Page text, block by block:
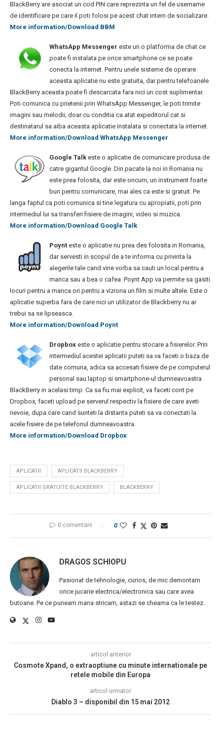
BlackBerry are asociat un cod PIN care reprezinta un fel de username
de identificare pe care il poti folosi pe acest chat intern de socializare.
More information/Download BBM
WhatsApp Messenger este un o platforma de chat ce
poate fi instalata pe orice smartphone ce se poate
conecta la internet. Pentru unele sisteme de operare
aceasta aplicatie nu este gratuita, dar pentru telefoanele
BlackBerry aceasta poate fi descarcata fara nici un cost suplimentar.
Poti comunica cu prietenii prin WhatsApp Messenger, le poti trimite
imagini sau melodii, doar cu conditia ca atat expeditorul cat si
destinatarul sa aiba aceasta aplicatie instalata si conectata la internet.
More information/Download WhatsApp Messenger
Google Talk este o aplicatie de comunicare produsa de
catre gigantul Google. Din pacate la noi in Romania nu
este prea folosita, dar este oricum, un instrument foarte
bun pentru comunicare, mai ales ca este si gratuit. Pe
langa faptul ca poti comunica si tine legatura cu apropiatii, poti prin
intermediul lui sa transferi fisiere de imagini, video si muzica.
More information/Download Google Talk
Poynt este o aplicatie nu prea des folosita in Romania,
dar servesti in scopul de a te informa cu privinta la
alegerile tale cand vine vorba sa cauti un local pentru a
manca sau a bea o cafea. Poynt App va permite sa gasiti
locuri pentru a manca ori pentru a viziona un film si multe altele. Este o
aplicatie superba fara de care nici un utilizator de Blackberry nu ar
trebui sa se lipseasca.
More information/Download Poynt
Dropbox este o aplicatie pentru stocare a fisierelor. Prin
intermediul acestei aplicatii puteti sa va faceti o baza de
date comuna, adica sa accesati fisiere de pe computerul
personal sau laptop si smartphone-ul dumneavoastra
BlackBerry in acelasi timp. Ca sa fiu mai explicit, va faceti cont pe
Dropbox, faceti upload pe serverul respectiv la fisiere de care aveti
nevoie, dupa care cand sunteti la distanta puteti sa va conectati la
acele fisiere de pe telefonul dumneavoastra.
More information/Download Dropbox
APLICATII APLICATII BLACKBERRY
APLICATII GRATUITE BLACKBERRY BLACKBERRY
0 comentarii 0
DRAGOS SCHIOPU
Pasionat de tehnologie, curios, de mic demontam
orice jucarie electrica/electronica sau care avea
butoane. Pe ce puneam mana stricam, astazi se cheama ca le testez.
articol anterior
Cosmote Xpand, o extraoptiune cu minute internationale pe
retele mobile din Europa
articol urmator
Diablo 3 – disponibil din 15 mai 2012